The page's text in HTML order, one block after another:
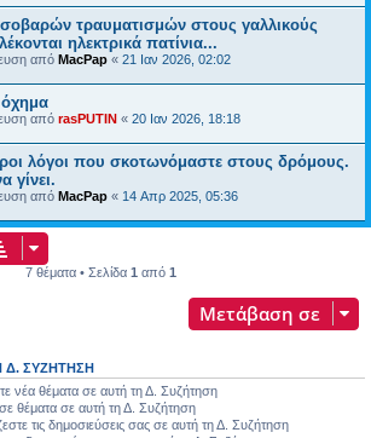
τραυματισμών στους γαλλικούς
ηλεκτρικά πατίνια...
από MacPap « 21 Ιαν 2026, 02:02
από rasPUTIN « 20 Ιαν 2026, 18:18
λόγοι που σκοτωνόμαστε στους δρόμους.
γίνει.
από MacPap « 14 Απρ 2025, 05:36
7 θέματα • Σελίδα 1 από 1
Μετάβαση σε
Δ. ΣΥΖΉΤΗΣΗ
νέα θέματα σε αυτή τη Δ. Συζήτηση
θέματα σε αυτή τη Δ. Συζήτηση
τις δημοσιεύσεις σας σε αυτή τη Δ. Συζήτηση